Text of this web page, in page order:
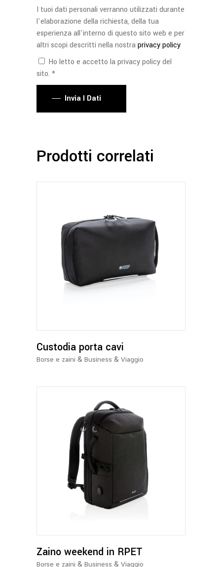
I tuoi dati personali verranno utilizzati durante
l'elaborazione della richiesta, della tua
esperienza all'interno di questo sito web e per
altri scopi descritti nella nostraprivacy policy
Ho letto e accetto la privacy policy del
sito. *
Invia I Dati
Prodotti correlati
Custodia porta cavi
Borse e zaini & Business & Viaggio
Zaino weekend in RPET
Borse e zaini & Business & Viaggio